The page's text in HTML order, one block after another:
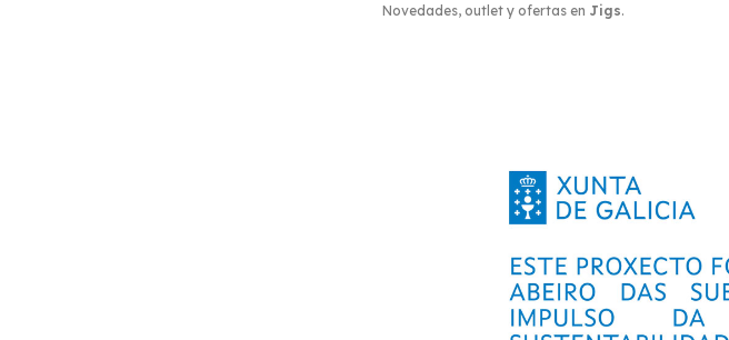
Novedades, outlet y ofertas en Jigs.